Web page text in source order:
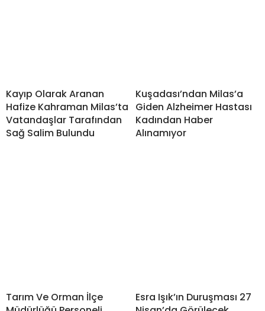
Kayıp Olarak Aranan
Hafize Kahraman Milas’ta
Vatandaşlar Tarafından
Sağ Salim Bulundu
Kuşadası’ndan Milas’a
Giden Alzheimer Hastası
Kadından Haber
Alınamıyor
Tarım Ve Orman İlçe
Esra Işık’ın Duruşması 27